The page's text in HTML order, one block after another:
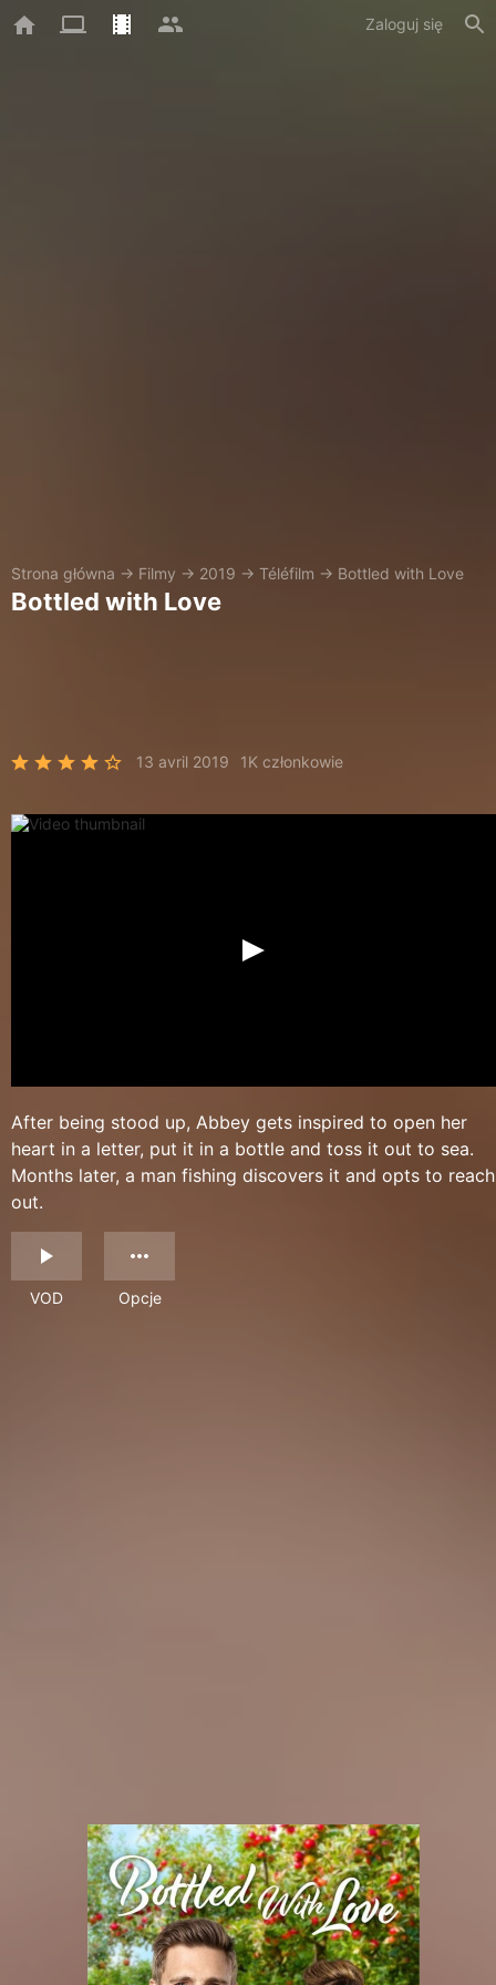
Zaloguj się
Strona główna → Filmy → 2019 → Téléfilm → Bottled with Love
Bottled with Love
13 avril 2019 1K członkowie
After being stood up, Abbey gets inspired to open her
heart in a letter, put it in a bottle and toss it out to sea.
Months later, a man fishing discovers it and opts to reach
out.
VOD Opcje